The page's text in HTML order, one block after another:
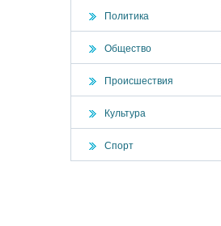
Политика
Общество
Происшествия
Культура
Спорт